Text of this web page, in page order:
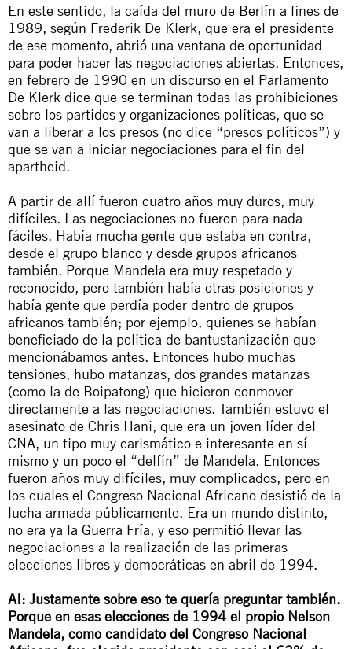
En este sentido, la caída del muro de Berlín a fines de
1989, según Frederik De Klerk, que era el presidente
de ese momento, abrió una ventana de oportunidad
para poder hacer las negociaciones abiertas. Entonces,
en febrero de 1990 en un discurso en el Parlamento
De Klerk dice que se terminan todas las prohibiciones
sobre los partidos y organizaciones políticas, que se
van a liberar a los presos (no dice “presos políticos”) y
que se van a iniciar negociaciones para el fin del
apartheid.
A partir de allí fueron cuatro años muy duros, muy
difíciles. Las negociaciones no fueron para nada
fáciles. Había mucha gente que estaba en contra,
desde el grupo blanco y desde grupos africanos
también. Porque Mandela era muy respetado y
reconocido, pero también había otras posiciones y
había gente que perdía poder dentro de grupos
africanos también; por ejemplo, quienes se habían
beneficiado de la política de bantustanización que
mencionábamos antes. Entonces hubo muchas
tensiones, hubo matanzas, dos grandes matanzas
(como la de Boipatong) que hicieron conmover
directamente a las negociaciones. También estuvo el
asesinato de Chris Hani, que era un joven líder del
CNA, un tipo muy carismático e interesante en sí
mismo y un poco el “delfín” de Mandela. Entonces
fueron años muy difíciles, muy complicados, pero en
los cuales el Congreso Nacional Africano desistió de la
lucha armada públicamente. Era un mundo distinto,
no era ya la Guerra Fría, y eso permitió llevar las
negociaciones a la realización de las primeras
elecciones libres y democráticas en abril de 1994.
AI: Justamente sobre eso te quería preguntar también.
Porque en esas elecciones de 1994 el propio Nelson
Mandela, como candidato del Congreso Nacional